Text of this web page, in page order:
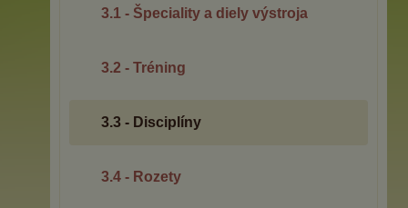
3.1 - Špeciality a diely výstroja
3.2 - Tréning
3.3 - Disciplíny
3.4 - Rozety